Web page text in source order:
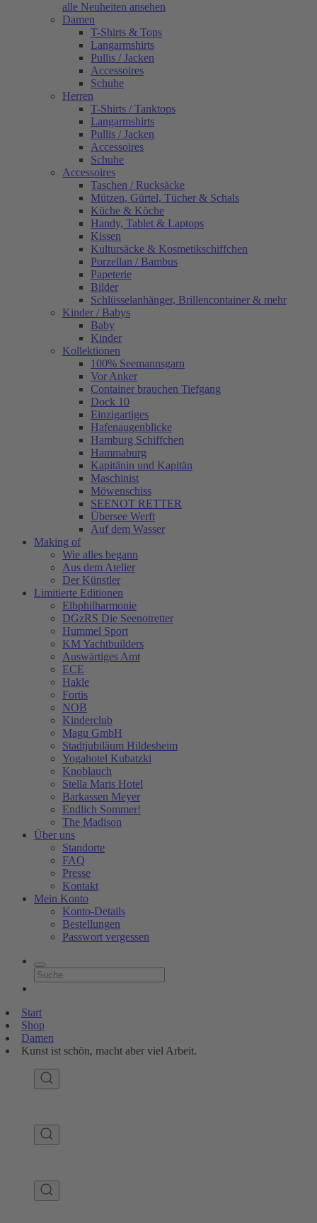
alle Neuheiten ansehen
Damen
T-Shirts & Tops
Langarmshirts
Pullis / Jacken
Accessoires
Schuhe
Herren
T-Shirts / Tanktops
Langarmshirts
Pullis / Jacken
Accessoires
Schuhe
Accessoires
Taschen / Rucksäcke
Mützen, Gürtel, Tücher & Schals
Küche & Köche
Handy, Tablet & Laptops
Kissen
Kultursäcke & Kosmetikschiffchen
Porzellan / Bambus
Papeterie
Bilder
Schlüsselanhänger, Brillencontainer & mehr
Kinder / Babys
Baby
Kinder
Kollektionen
100% Seemannsgarn
Vor Anker
Container brauchen Tiefgang
Dock 10
Einzigartiges
Hafenaugen­blicke
Hamburg Schiffchen
Hammaburg
Kapitänin und Kapitän
Maschinist
Möwenschiss
SEENOT RETTER
Übersee Werft
Auf dem Wasser
Making of
Wie alles begann
Aus dem Atelier
Der Künstler
Limitierte Editionen
Elbphilharmonie
DGzRS Die Seenotretter
Hummel Sport
KM Yachtbuilders
Auswärtiges Amt
ECE
Hakle
Fortis
NOB
Kinderclub
Magu GmbH
Stadtjubiläum Hildesheim
Yogahotel Kubatzki
Knoblauch
Stella Maris Hotel
Barkassen Meyer
Endlich Sommer!
The Madison
Über uns
Standorte
FAQ
Presse
Kontakt
Mein Konto
Konto-Details
Bestellungen
Passwort vergessen
Start
Shop
Damen
Kunst ist schön, macht aber viel Arbeit.